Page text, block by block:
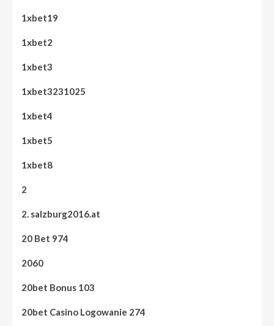
1xbet19
1xbet2
1xbet3
1xbet3231025
1xbet4
1xbet5
1xbet8
2
2. salzburg2016.at
20 Bet 974
2060
20bet Bonus 103
20bet Casino Logowanie 274